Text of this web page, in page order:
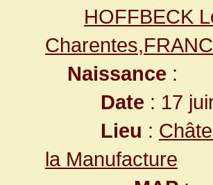
HOFFBECK
Naissance :
Date : 17
Lieu :
la Manufacture